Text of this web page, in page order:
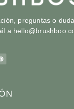
preguntas o
a